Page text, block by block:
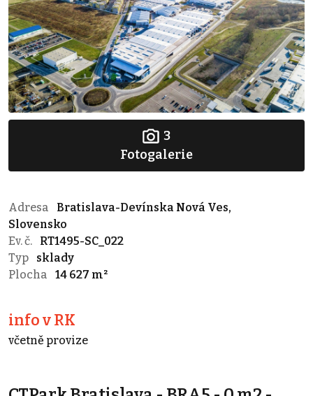
3
Fotogalerie
Adresa
Bratislava-Devínska Nová Ves,
Slovensko
Ev. č.
RT1495-SC_022
Typ
sklady
Plocha
14 627 m²
info v RK
včetně provize